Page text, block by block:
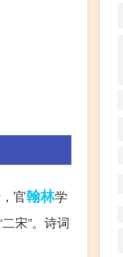
官翰林学
宋”。诗词